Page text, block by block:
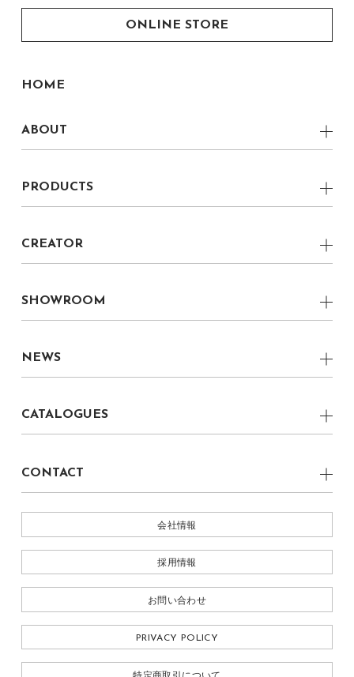
ONLINE STORE
HOME
ABOUT
boku CREATOR
boku CRAFTSMAN
PRODUCTS
Living Table
Dining Table
Lounge Chair
Ornament
CREATOR
boku CRAFTSMAN
SHOWROOM
NEWS
MEDIA
CATALOGUES
CONTACT
会社情報
採用情報
お問い合わせ
PRIVACY POLICY